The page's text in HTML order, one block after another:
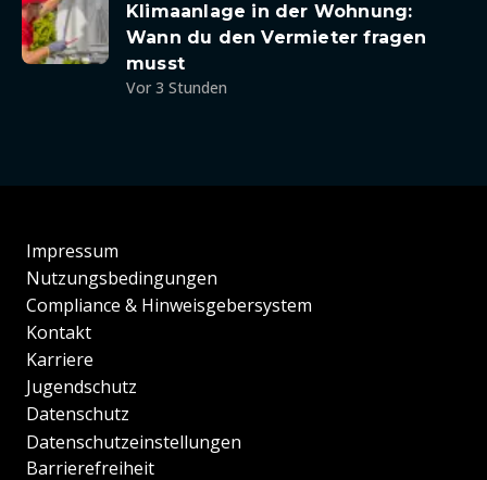
Klimaanlage in der Wohnung:
Wann du den Vermieter fragen
musst
Vor 3 Stunden
Impressum
Nutzungsbedingungen
Compliance & Hinweisgebersystem
Kontakt
Karriere
Jugendschutz
Datenschutz
Datenschutzeinstellungen
Barrierefreiheit